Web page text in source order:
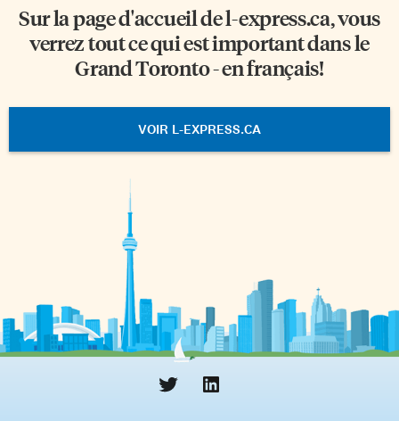
Sur la page d'accueil del-express.ca, vous
verrez tout ce qui est important dans le
Grand Toronto - en français!
VOIR L-EXPRESS.CA